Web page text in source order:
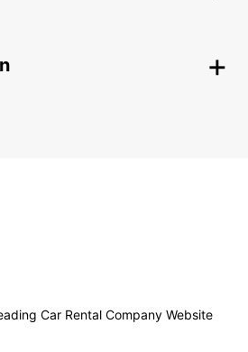
Car Rental Company Website